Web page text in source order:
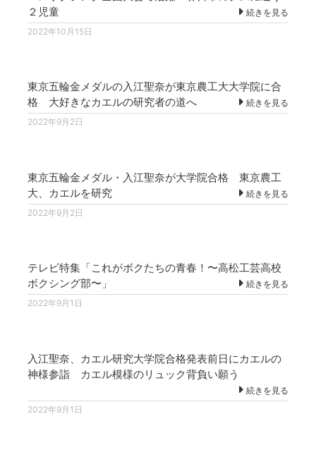
２児童
続きを見る
2022年10月15日
東京五輪金メダルの入江聖奈が東京農工大大学院に合
格 大好きなカエルの研究者の道へ
続きを見る
2022年9月2日
東京五輪金メダル・入江聖奈が大学院合格 東京農工
大、カエルを研究
続きを見る
2022年9月2日
テレビ特集「これがボクたちの青春！〜高松工芸高校
ボクシング部〜」
続きを見る
2022年9月1日
入江聖奈、カエル研究大学院合格発表前日にカエルの
神様参詣 カエル模様のリュック背負い願う
続きを見る
2022年9月1日